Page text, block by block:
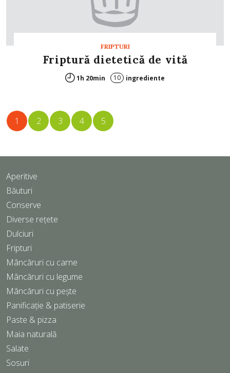
FRIPTURI
Friptură dietetică de vită
1h 20min 10 ingrediente
1 2 3 4 5
Aperitive
Băuturi
Conserve
Diverse rețete
Dulciuri
Fripturi
Mâncăruri cu carne
Mâncăruri cu legume
Mâncăruri cu pește
Panificație & patiserie
Paste & pizza
Maia naturală
Salate
Sosuri